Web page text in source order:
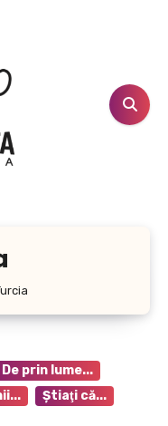
De prin lume...
Ştiaţi că...